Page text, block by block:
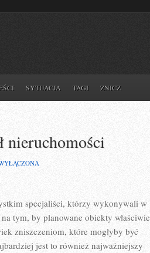
SYTUACJA TAGI ZNICZ
nieruchomości
specjaliści, którzy wykonywali w
tym, by planowane obiekty właściwie
zniszczeniom, które mogłyby być
jest to również najważniejszy